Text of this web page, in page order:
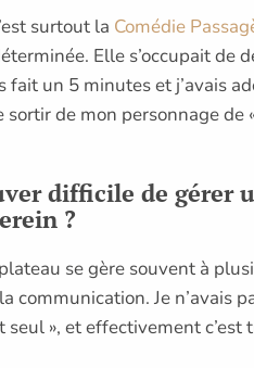
surtout la Comédie
Elle s’occupait de
fait un 5 minutes et j’avais
de mon personnage de
difficile de gérer
?
se gère souvent à
communication. Je n’avais
seul », et effectivement